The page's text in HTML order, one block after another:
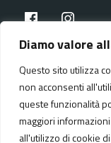
Diamo valore
Questo sito utilizza
non acconsenti
queste funzionalità
maggiori
all'utilizzo di cookie
facebook
Media policy